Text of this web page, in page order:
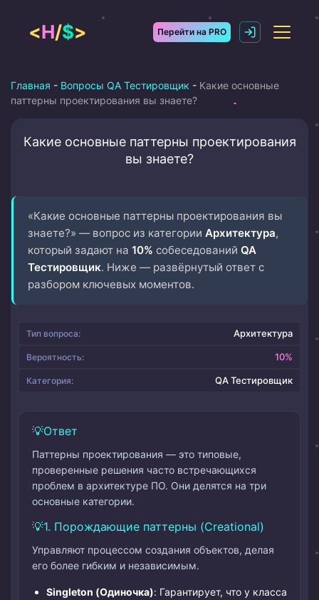
содержимому
<H/$> Перейти на PRO
Главная - Вопросы QA Тестировщик - Какие основные
паттерны проектирования вы знаете?
Какие основные паттерны проектирования
вы знаете?
«Какие основные паттерны проектирования вы
знаете?» — вопрос из категории Архитектура,
который задают на 10% собеседований QA
Тестировщик. Ниже — развёрнутый ответ с
разбором ключевых моментов.
Тип вопроса: Архитектура
Вероятность: 10%
Категория: QA Тестировщик
Ответ
Паттерны проектирования — это типовые,
проверенные решения часто встречающихся
проблем в архитектуре ПО. Они делятся на три
основные категории.
1. Порождающие паттерны (Creational)
Управляют процессом создания объектов, делая
его более гибким и независимым.
Singleton (Одиночка): Гарантирует, что у класса